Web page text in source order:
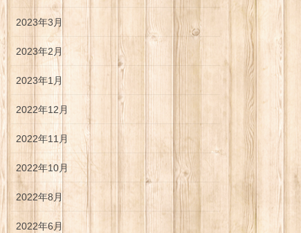
2023年3月
2023年2月
2023年1月
2022年12月
2022年11月
2022年10月
2022年8月
2022年6月